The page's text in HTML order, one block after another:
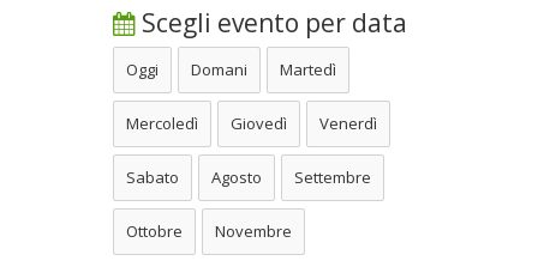
Scegli evento per data
Oggi Domani Martedì
Mercoledì Giovedì Venerdì
Sabato Agosto Settembre
Ottobre Novembre